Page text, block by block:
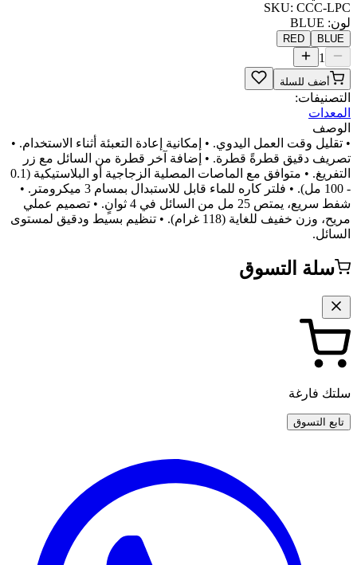
SKU:CCC-LPC
لون:
BLUE
BLUE
RED
أضف للسلة
التصنيفات:
المعدات
الوصف
• تقليل وقت العمل اليدوي. • إمكانية إعادة التعبئة أثناء الاستخدام. •
تصريف دقيق قطرةً قطرة. • إضافة آخر قطرة من السائل مع زر
التفريغ. • متوافق مع الماصات المصلية الزجاجية أو البلاستيكية (0.1
- 100 مل). • فلتر كاره للماء قابل للاستبدال بمسام 3 ميكرومتر. •
شفط سريع، يمتص 25 مل من السائل في 4 ثوانٍ. • تصميم عملي
مريح، وزن خفيف للغاية (118 غرام). • تنظيم بسيط ودقيق لمستوى
السائل.
سلة التسوق
سلتك فارغة
تابع التسوق